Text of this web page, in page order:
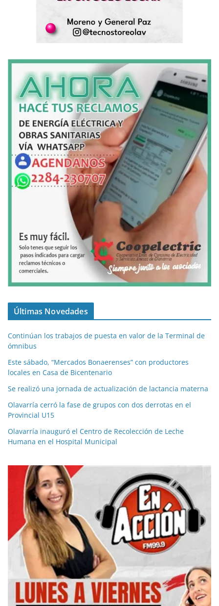
Últimas Novedades
Continúan los trabajos de puesta en valor de la Terminal de
ómnibus
Este sábado, “Mercados Bonaerenses” con productores
locales en Casa de Bicentenario
Se realizó una jornada de actualización de lactancia materna
Olavarría cerró la fase de grupos con dos derrotas en el
Provincial U15
Olavarría inauguró el Centro de Recolección de Leche
Humana en el Hospital Municipal